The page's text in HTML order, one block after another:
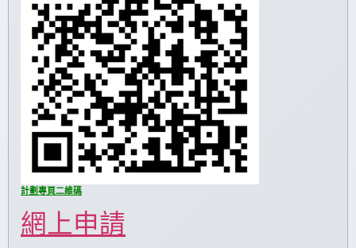
計劃專頁二維碼
網上申請